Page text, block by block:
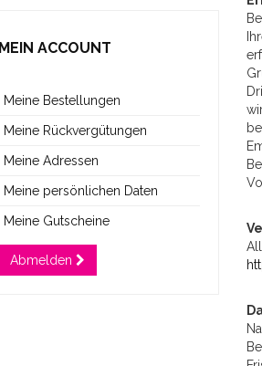
MEIN ACCOUNT
Meine Bestellungen
Meine Rückvergütungen
Meine Adressen
Meine persönlichen Daten
Meine Gutscheine
Abmelden